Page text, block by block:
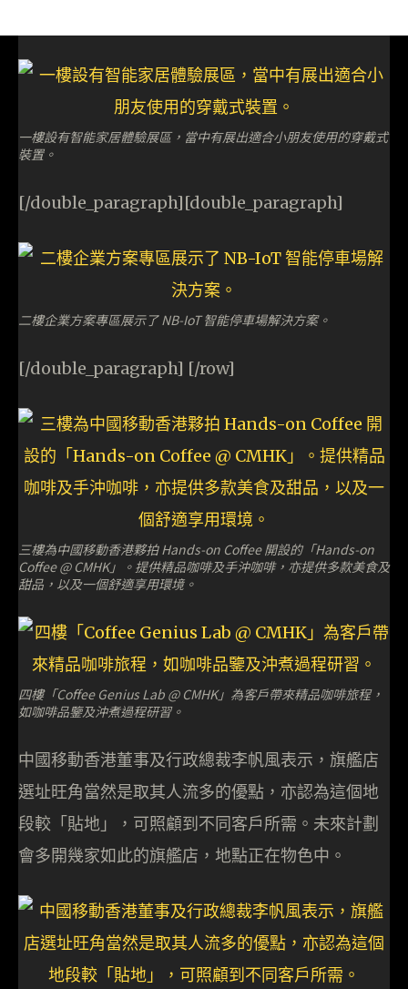
一樓設有智能家居體驗展區，當中有展出適合小朋友使用的穿戴式
裝置。
[/double_paragraph][double_paragraph]
二樓企業方案專區展示了 NB-IoT 智能停車場解決方案。
[/double_paragraph] [/row]
三樓為中國移動香港夥拍 Hands-on Coffee 開設的「Hands-on
Coffee @ CMHK」。提供精品咖啡及手沖咖啡，亦提供多款美食及
甜品，以及一個舒適享用環境。
四樓「Coffee Genius Lab @ CMHK」為客戶帶來精品咖啡旅程，
如咖啡品鑒及沖煮過程研習。
中國移動香港董事及行政總裁李帆風表示，旗艦店
選址旺角當然是取其人流多的優點，亦認為這個地
段較「貼地」，可照顧到不同客戶所需。未來計劃
會多開幾家如此的旗艦店，地點正在物色中。